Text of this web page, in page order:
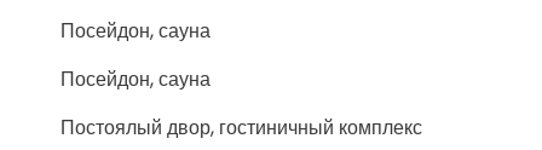
Посейдон, сауна
Посейдон, сауна
Постоялый двор, гостиничный комплекс